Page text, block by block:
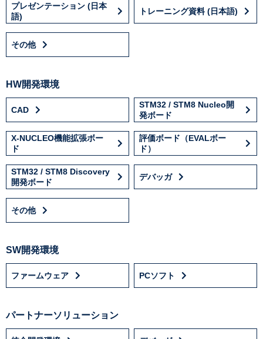
プレゼンテーション (日本
語)
トレーニング資料 (日本語)
その他
HW開発環境
CAD
STM32 / STM8 Nucleo開
発ボード
X-NUCLEO機能拡張ボー
ド
評価ボード（EVALボー
ド）
STM32 / STM8 Discovery
開発ボード
デバッガ
その他
SW開発環境
ファームウェア PCソフト
パートナーソリューション